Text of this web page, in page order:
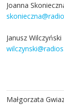
Joanna
Janusz Wilczyński
Małgorzata